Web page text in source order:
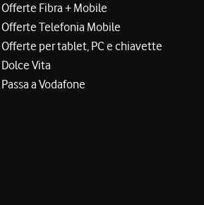
Offerte Fibra + Mobile
Offerte Telefonia Mobile
Offerte per tablet, PC e chiavette
Dolce Vita
Passa a Vodafone